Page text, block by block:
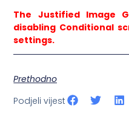
The Justified Image
disabling Conditional
settings.
Prethodno
Podjeli vijest